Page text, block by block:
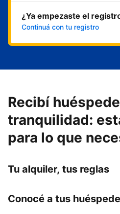
¿Ya empezaste el
Continuá con tu registro
Recibí
tranquilidad:
para lo que
Tu alquiler, tus reglas
Conocé a tus